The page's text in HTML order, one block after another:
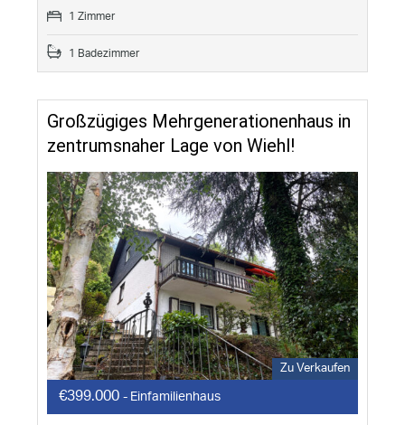
1 Zimmer
1 Badezimmer
Großzügiges Mehrgenerationenhaus in
zentrumsnaher Lage von Wiehl!
Zu Verkaufen
€399.000 - Einfamilienhaus